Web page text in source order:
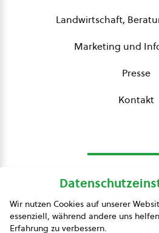
Landwirtschaft,
Marketing und
Presse
Kontakt
Presse
Wir nutzen Cookies auf unserer
essenziell, während andere uns
Erfahrung zu verbessern.